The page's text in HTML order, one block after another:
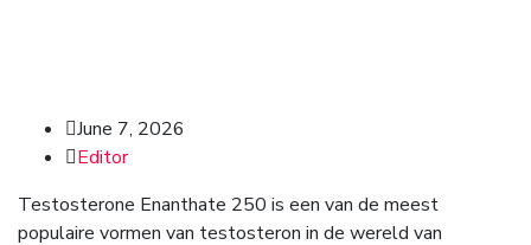
June 7, 2026
Editor
Testosterone Enanthate 250 is een van de meest
populaire vormen van testosteron in de wereld van